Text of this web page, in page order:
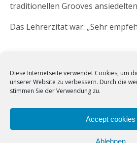
Diese Internetseite verwendet Cookies, um
unserer Website zu verbessern. Durch die
stimmen Sie der Verwendung zu.
Accept cookies
Ablehnen
traditionellen Grooves
Das Lehrerzitat war: „Sehr
Vorheriger Beitrag
Stellenangebot:
Zum Seitenanfang